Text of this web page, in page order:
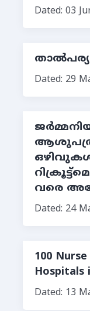
Dated: 03
Dated: 29
വരെ
Dated: 24
100
Hospitals
Dated: 13